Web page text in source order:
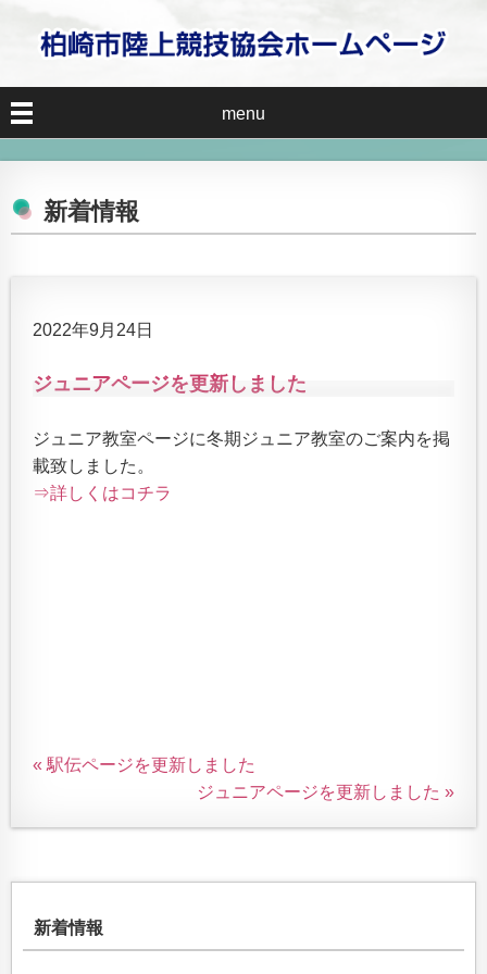
menu
新着情報
2022年9月24日
ジュニアページを更新しました
ジュニア教室ページに冬期ジュニア教室のご案内を掲
載致しました。
⇒詳しくはコチラ
« 駅伝ページを更新しました
ジュニアページを更新しました »
新着情報